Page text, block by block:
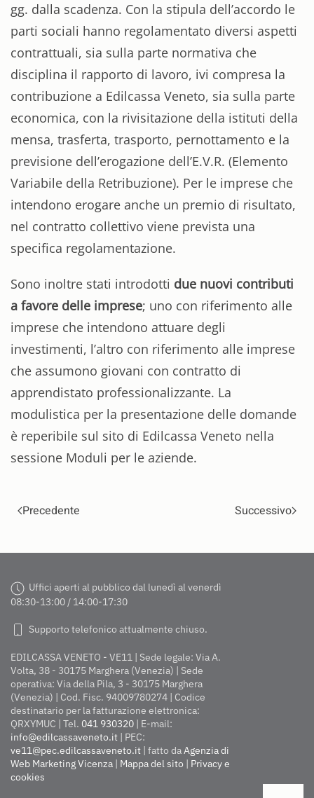
gg. dalla scadenza. Con la stipula dell’accordo le
parti sociali hanno regolamentato diversi aspetti
contrattuali, sia sulla parte normativa che
disciplina il rapporto di lavoro, ivi compresa la
contribuzione a Edilcassa Veneto, sia sulla parte
economica, con la rivisitazione della istituti della
mensa, trasferta, trasporto, pernottamento e la
previsione dell’erogazione dell’E.V.R. (Elemento
Variabile della Retribuzione). Per le imprese che
intendono erogare anche un premio di risultato,
nel contratto collettivo viene prevista una
specifica regolamentazione.
Sono inoltre stati introdotti due nuovi contributi
a favore delle imprese; uno con riferimento alle
imprese che intendono attuare degli
investimenti, l’altro con riferimento alle imprese
che assumono giovani con contratto di
apprendistato professionalizzante. La
modulistica per la presentazione delle domande
è reperibile sul sito di Edilcassa Veneto nella
sessione Moduli per le aziende.
Precedente Successivo
Uffici aperti al pubblico dal lunedì al venerdì
08:30-13:00 / 14:00-17:30
Supporto telefonico attualmente chiuso.
EDILCASSA VENETO - VE11 | Sede legale: Via A.
Volta, 38 - 30175 Marghera (Venezia) | Sede
operativa: Via della Pila, 3 - 30175 Marghera
(Venezia) | Cod. Fisc. 94009780274 | Codice
destinatario per la fatturazione elettronica:
QRXYMUC | Tel. 041 930320 | E-mail:
info@edilcassaveneto.it | PEC:
ve11@pec.edilcassaveneto.it | fatto daAgenzia di
Web Marketing Vicenza | Mappa del sito | Privacy e
cookies